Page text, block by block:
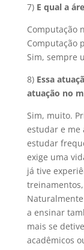
7) E qual a
Computação
Computação
Sim, sempre
8) Essa
atuação no
Sim, muito.
estudar e me
estudar
exige uma
já tive
a ensinar
mais se
acadêmicos